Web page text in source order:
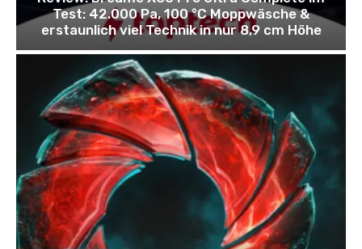
Test: 42.000 Pa, 100 °C Moppwäsche &
erstaunlich viel Technik in nur 8,9 cm Höhe